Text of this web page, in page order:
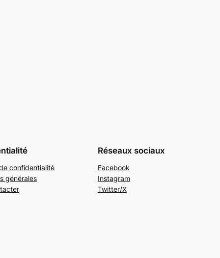
confidentialité
générales
Réseaux sociaux
Facebook
Instagram
Twitter/X